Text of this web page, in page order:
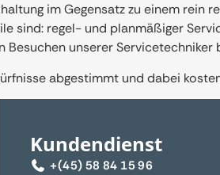
im Gegensatz zu einem rein
sind: regel- und planmäßiger
Besuchen unserer Servicetechniker
abgestimmt und dabei
Kundendienst
+(45) 58 84 15 96